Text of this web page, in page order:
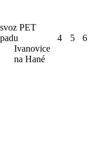
svoz PET
Ivanovice
na Hané
4 5 6